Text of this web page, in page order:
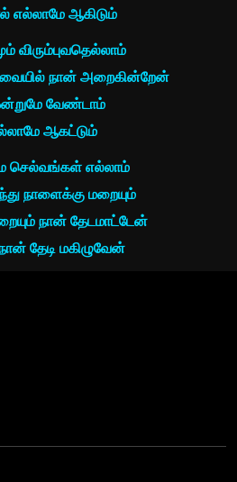
எல்லாமே ஆகிடும்
விரும்புவதெல்லாம்
நான் அறைகின்றேன்
வேண்டாம்
ஆகட்டும்
செல்வங்கள் எல்லாம்
நாளைக்கு மறையும்
நான் தேடமாட்டேன்
தேடி மகிழுவேன்